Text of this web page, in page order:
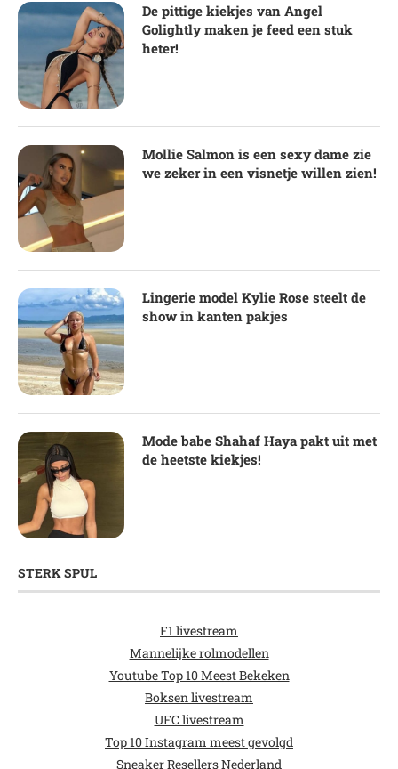
De pittige kiekjes van Angel
Golightly maken je feed een stuk
heter!
Mollie Salmon is een sexy dame zie
we zeker in een visnetje willen zien!
Lingerie model Kylie Rose steelt de
show in kanten pakjes
Mode babe Shahaf Haya pakt uit met
de heetste kiekjes!
STERK SPUL
F1 livestream
Mannelijke rolmodellen
Youtube Top 10 Meest Bekeken
Boksen livestream
UFC livestream
Top 10 Instagram meest gevolgd
Sneaker Resellers Nederland